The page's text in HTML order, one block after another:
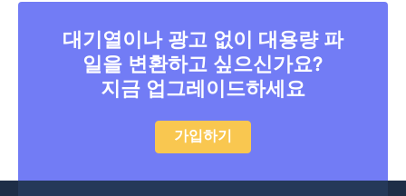
대기열이나 광고 없이 대용량 파
일을 변환하고 싶으신가요?
지금 업그레이드하세요
가입하기